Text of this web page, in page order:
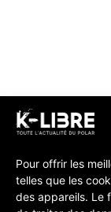
Pour offrir les
telles que les
des appareils. Le